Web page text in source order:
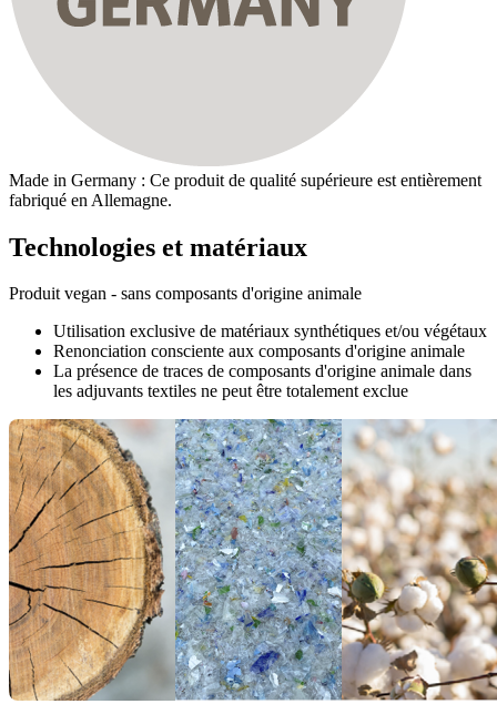
Made in Germany : Ce produit de qualité supérieure est entièrement
fabriqué en Allemagne.
Technologies et matériaux
Produit vegan - sans composants d'origine animale
Utilisation exclusive de matériaux synthétiques et/ou végétaux
Renonciation consciente aux composants d'origine animale
La présence de traces de composants d'origine animale dans
les adjuvants textiles ne peut être totalement exclue